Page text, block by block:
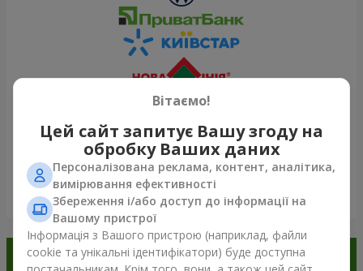
Переглянути все
Замовляйте в додатку
Вітаємо!
Цей сайт запитує Вашу згоду на
обробку Ваших даних
Персоналізована реклама, контент, аналітика,
вимірювання ефективності
Збереження і/або доступ до інформації на
Вашому пристрої
Інформація з Вашого пристрою (наприклад, файли
cookie та унікальні ідентифікатори) буде доступна